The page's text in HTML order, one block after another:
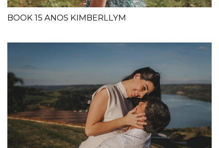
BOOK 15 ANOS KIMBERLLYM